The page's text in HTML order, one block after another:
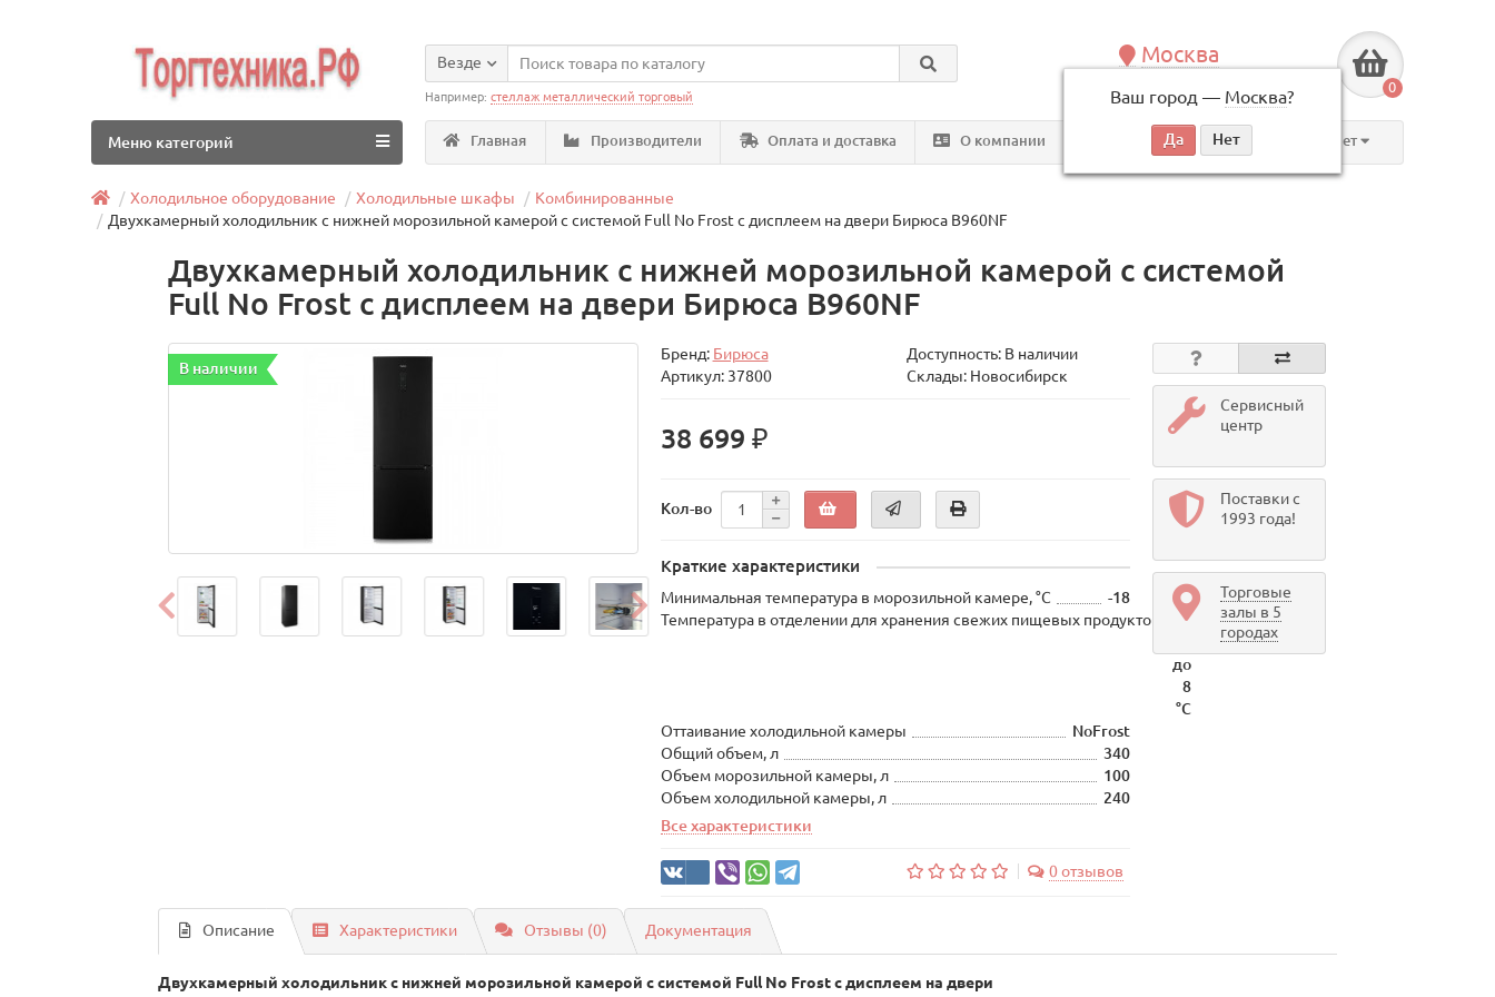
Москва
Ваш город — Москва?
по будням, с 09:00 до 18:00
0
Везде
Например:стеллаж металлический торговый
Главная Производители Оплата и доставка О компании Контакты Личный кабинет
Меню категорий
Холодильное оборудование Холодильные шкафы
Комбинированные
Двухкамерный холодильник с нижней морозильной камерой с системой Full No Frost с дисплеем на двери Бирюса B960NF
Двухкамерный холодильник с нижней морозильной камерой с системой
Full No Frost с дисплеем на двери Бирюса B960NF
В наличии
Бренд: Бирюса
Доступность: В наличии
Артикул: 37800
Склады: Новосибирск
38 699 ₽
Кол-во
Краткие характеристики
Минимальная температура в морозильной камере, °C
-18
Температура в отделении для хранения свежих пищевых продуктов
От
до
8
°C
Оттаивание холодильной камеры
NoFrost
Общий объем, л
340
Объем морозильной камеры, л
100
Объем холодильной камеры, л
240
Все характеристики
0 отзывов
Сервисный
центр
Поставки с
1993 года!
Торговые
залы в 5
городах
Описание Характеристики Отзывы (0) Документация
Двухкамерный холодильник с нижней морозильной камерой с системой Full No Frost с дисплеем на двери